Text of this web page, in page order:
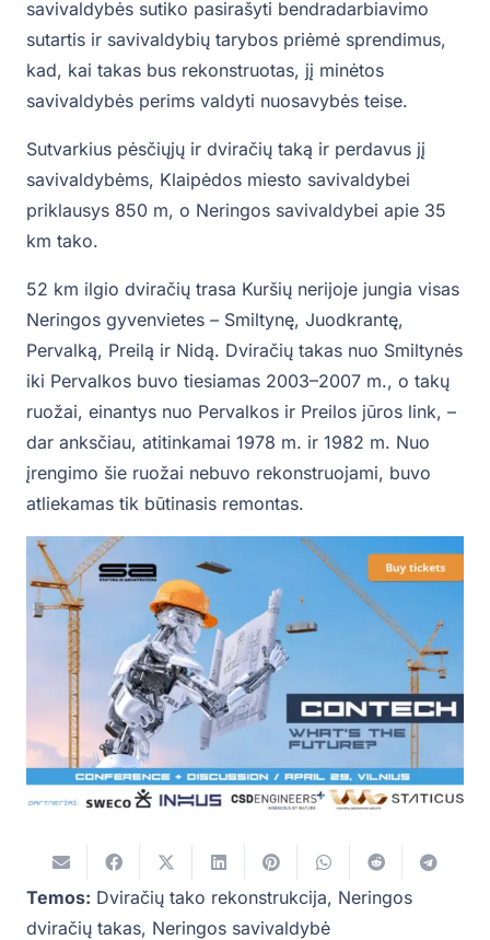
savivaldybės sutiko pasirašyti bendradarbiavimo
sutartis ir savivaldybių tarybos priėmė sprendimus,
kad, kai takas bus rekonstruotas, jį minėtos
savivaldybės perims valdyti nuosavybės teise.
Sutvarkius pėsčiųjų ir dviračių taką ir perdavus jį
savivaldybėms, Klaipėdos miesto savivaldybei
priklausys 850 m, o Neringos savivaldybei apie 35
km tako.
52 km ilgio dviračių trasa Kuršių nerijoje jungia visas
Neringos gyvenvietes – Smiltynę, Juodkrantę,
Pervalką, Preilą ir Nidą. Dviračių takas nuo Smiltynės
iki Pervalkos buvo tiesiamas 2003–2007 m., o takų
ruožai, einantys nuo Pervalkos ir Preilos jūros link, –
dar anksčiau, atitinkamai 1978 m. ir 1982 m. Nuo
įrengimo šie ruožai nebuvo rekonstruojami, buvo
atliekamas tik būtinasis remontas.
Temos: Dviračių tako rekonstrukcija, Neringos
dviračių takas, Neringos savivaldybė